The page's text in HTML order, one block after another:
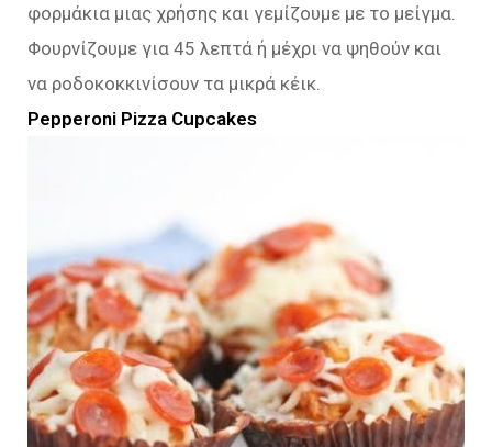
φορμάκια μιας χρήσης και γεμίζουμε με το μείγμα.
Φουρνίζουμε για 45 λεπτά ή μέχρι να ψηθούν και
να ροδοκοκκινίσουν τα μικρά κέικ.
Pepperoni Pizza Cupcakes